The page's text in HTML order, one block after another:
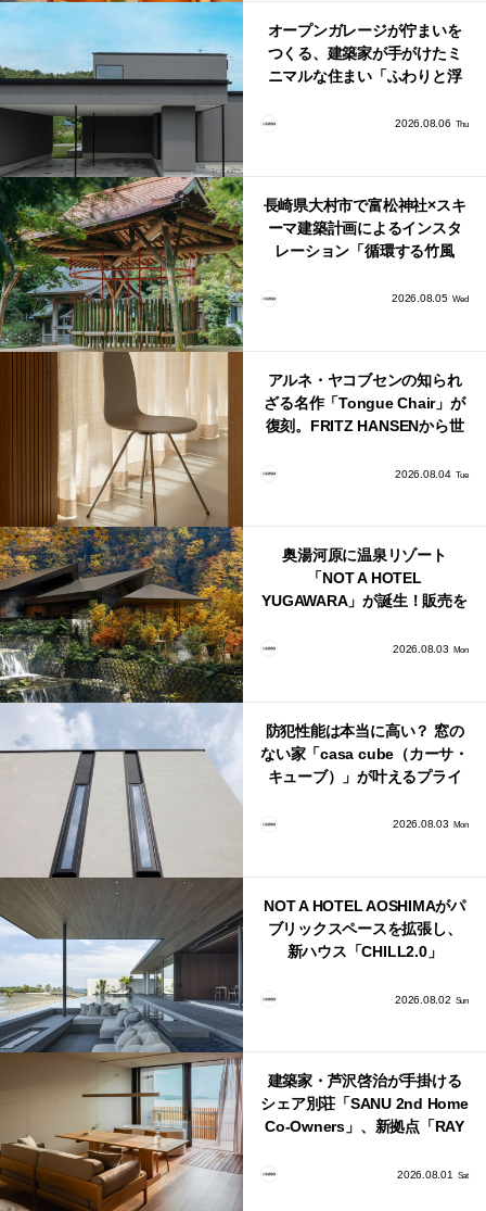
オープンガレージが佇まいを
つくる、建築家が手がけたミ
ニマルな住まい「ふわりと浮
2026.08.06 Thu
長崎県大村市で富松神社×スキ
ーマ建築計画によるインスタ
レーション「循環する竹風
2026.08.05 Wed
アルネ・ヤコブセンの知られ
ざる名作「Tongue Chair」が
復刻。FRITZ HANSENから世
2026.08.04 Tue
奥湯河原に温泉リゾート
「NOT A HOTEL
YUGAWARA」が誕生！販売を
2026.08.03 Mon
防犯性能は本当に高い？ 窓の
ない家「casa cube（カーサ・
キューブ）」が叶えるプライ
2026.08.03 Mon
NOT A HOTEL AOSHIMAがパ
ブリックスペースを拡張し、
新ハウス「CHILL2.0」
2026.08.02 Sun
建築家・芦沢啓治が手掛ける
シェア別荘「SANU 2nd Home
Co-Owners」、新拠点「RAY
2026.08.01 Sat